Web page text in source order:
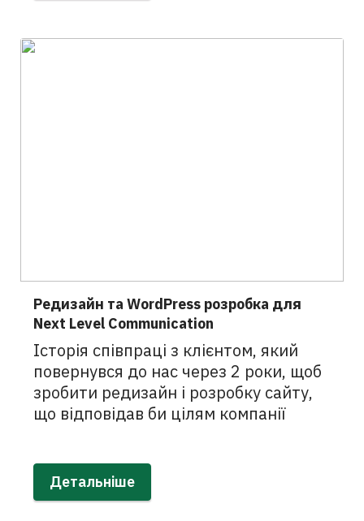
Редизайн та WordPress розробка для
Next Level Communication
Історія співпраці з клієнтом, який
повернувся до нас через 2 роки, щоб
зробити редизайн і розробку сайту,
що відповідав би цілям компанії
Детальніше